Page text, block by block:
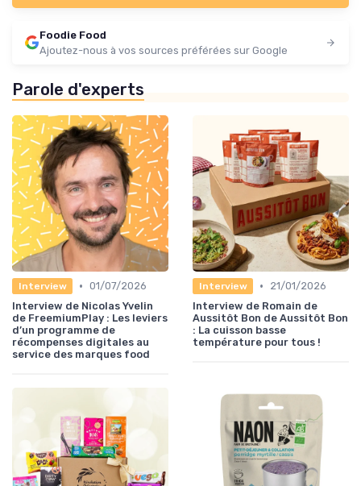
Foodie Food
Ajoutez-nous à vos sources préférées sur Google
Parole d'experts
Interview • 01/07/2026
Interview de Nicolas Yvelin
de FreemiumPlay : Les leviers
d’un programme de
récompenses digitales au
service des marques food
Interview •
21/01/2026
Interview de Romain de
Aussitôt Bon de Aussitôt Bon
: La cuisson basse
température pour tous !